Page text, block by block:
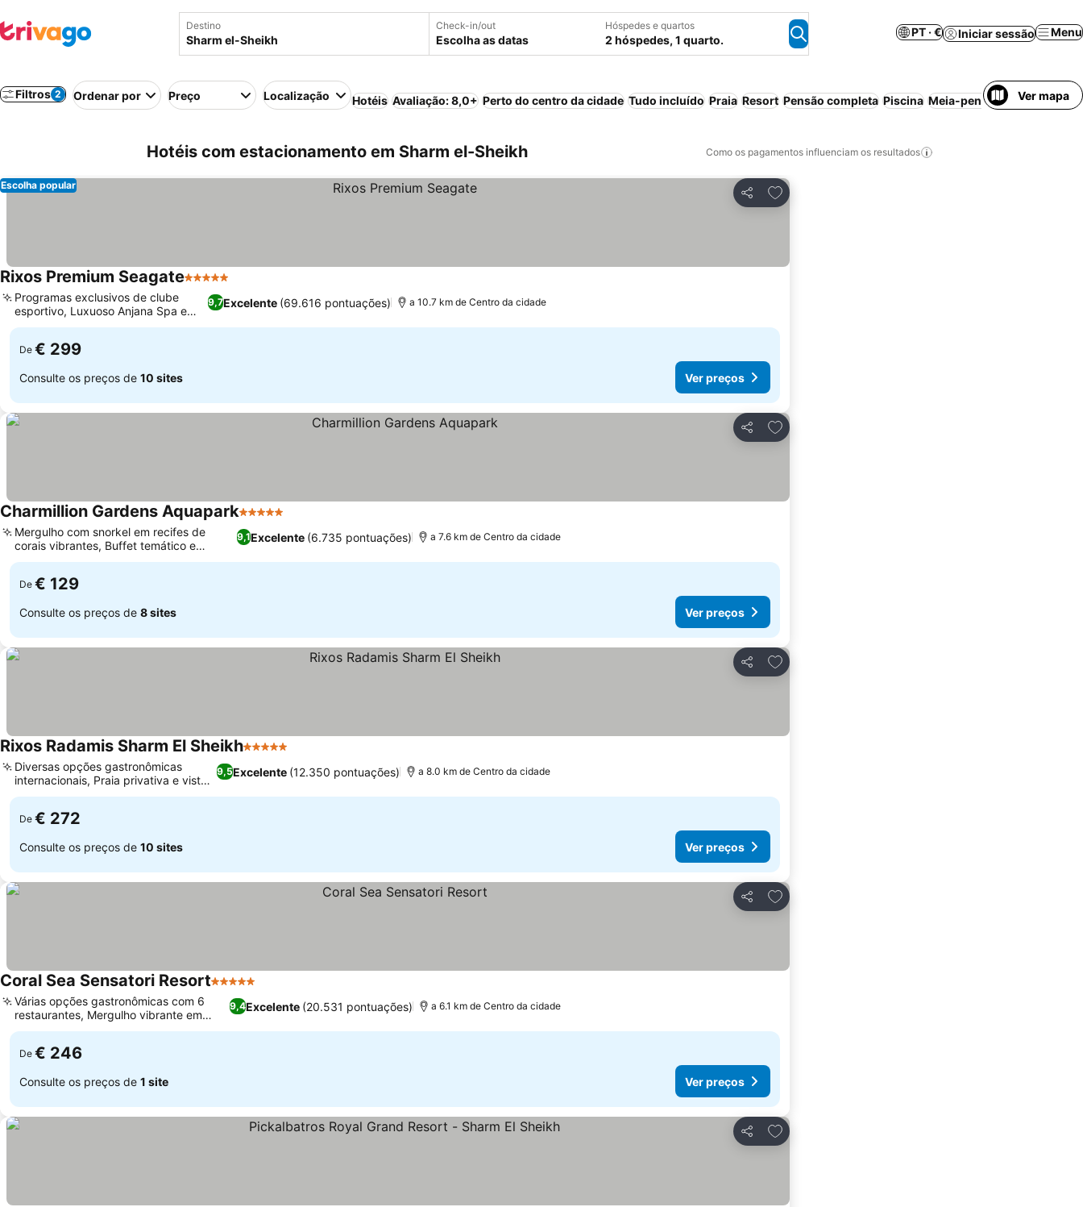
Destino Check-in/out
Escolha as datas
Hóspedes e quartos
2 hóspedes, 1 quarto.
PT · € Iniciar sessão Menu
Filtros 2 Ordenar por Preço Localização Hotéis Avaliação: 8,0+ Perto do centro da cidade Tudo incluído Praia Resort Pensão completa Piscina Meia-pensão Aparthotel
Ver mapa
Hotéis com estacionamento em Sharm el-Sheikh Como os pagamentos influenciam os resultados
Partilhar
Adicionar aos favoritos
Escolha popular
Rixos Premium Seagate5 Estrelas
9,7Excelente (69.616 pontuações)
Programas exclusivos de clube
esportivo, Luxuoso Anjana Spa e
bem-estar
a 10.7 km de Centro da cidade
De € 299
Consulte os preços de 10 sites Ver preços
Partilhar
Adicionar aos favoritos
Charmillion Gardens Aquapark5 Estrelas
9,1Excelente (6.735 pontuações)
Mergulho com snorkel em recifes de
corais vibrantes, Buffet temático e
refeições à la carte
a 7.6 km de Centro da cidade
De € 129
Consulte os preços de 8 sites Ver preços
Partilhar
Adicionar aos favoritos
Rixos Radamis Sharm El Sheikh5 Estrelas
9,5Excelente (12.350 pontuações)
Diversas opções gastronômicas
internacionais, Praia privativa e vista
para o mar
a 8.0 km de Centro da cidade
De € 272
Consulte os preços de 10 sites Ver preços
Partilhar
Adicionar aos favoritos
Coral Sea Sensatori Resort5 Estrelas
9,4Excelente (20.531 pontuações)
Várias opções gastronômicas com 6
restaurantes, Mergulho vibrante em
recifes de coral
a 6.1 km de Centro da cidade
De € 246
Consulte os preços de 1 site Ver preços
Partilhar
Adicionar aos favoritos